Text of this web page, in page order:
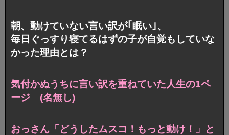
朝、動けていない言い訳が｢眠い｣、
毎日ぐっすり寝てるはずの子が自覚もしていな
かった理由とは？
気付かぬうちに言い訳を重ねていた人生の1ペ
ージ (名無し)
おっさん「どうしたムスコ！もっと動け！」
と